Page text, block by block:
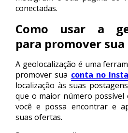
conectadas.
Como usar a
para promover sua
A geolocalização é uma
promover sua conta no
localização às suas
que o maior número possível
você e possa encontrar e
suas ofertas.